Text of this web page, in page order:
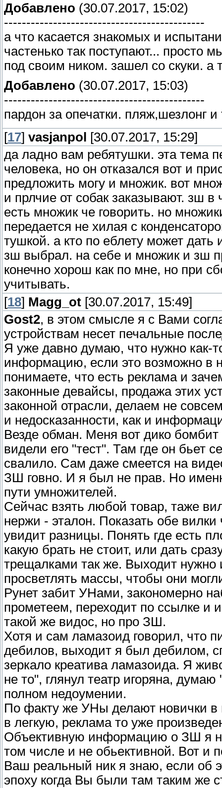
Добавлено (30.07.2017, 15:02)
---------------------------------------------
а что касается знакомых и
частенько так поступают... просто
под своим ником. зашел со скуки. а
Добавлено (30.07.2017, 15:03)
---------------------------------------------
пардон за опечатки. пляж,шезлонг
[17] vasjanpol
[30.07.2017, 15:29]
да ладно вам ребятушки. эта тема
человека, но он отказался вот и
предложить могу и множик. вот
и прлчие от собак заказывают. зш
есть множик че говорить. но
передается не хилая с
тушкой. а кто по еблету может
зш выбрал. на себе и множик и зш
конечно хорош как по мне, но при
учитывать.
[18] Magg_ot [30.07.2017, 15:49]
Gost2, в этом смысле я с Вами
устройствам несет печальные
Я уже давно думаю, что нужно как-
информацию, если это возможно в
понимаете, что есть реклама и
законные девайсы, продажа этих
законной отрасли, делаем не
и недосказанности, как и
Везде обман. Меня вот дико бомбит
видели его "тест". Там где он бьет
свалило. Сам даже смеется на
ЗШ говно. И я был не прав. Но
пути умножителей.
Сейчас взять любой товар, таже
нержи - эталон. Показать обе
увидит разницы. Понять где есть
какую брать не стоит, или дать
трещалками так же. Выходит нужно
просветлять массы, чтобы они
Рунет забит УНами, закономерно
прометеем, переходит по ссылке и
такой же видос, но про ЗШ.
Хотя и сам ламазоид говорил, что
дебилов, выходит я был дебилом,
зеркало креатива ламазоида. Я
не то", глянул театр игоряна,
полном недоумении.
По факту же УНы делают новички в
в легкую, реклама то уже
Объективную информацию о ЗШ я
том числе и не обьективной. Вот и
Ваш реальный ник я знаю, если об
эпоху когда Вы были там таким же